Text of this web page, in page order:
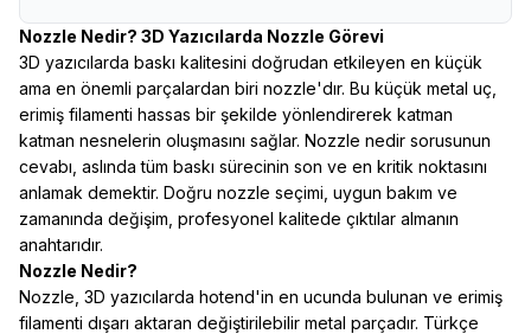
Nozzle Nedir? 3D Yazıcılarda Nozzle Görevi
3D yazıcılarda baskı kalitesini doğrudan etkileyen en küçük
ama en önemli parçalardan biri nozzle'dır. Bu küçük metal uç,
erimiş filamenti hassas bir şekilde yönlendirerek katman
katman nesnelerin oluşmasını sağlar. Nozzle nedir sorusunun
cevabı, aslında tüm baskı sürecinin son ve en kritik noktasını
anlamak demektir. Doğru nozzle seçimi, uygun bakım ve
zamanında değişim, profesyonel kalitede çıktılar almanın
anahtarıdır.
Nozzle Nedir?
Nozzle, 3D yazıcılarda hotend'in en ucunda bulunan ve erimiş
filamenti dışarı aktaran değiştirilebilir metal parçadır. Türkçe